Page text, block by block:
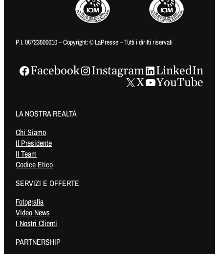
P.I. 06723500010 – Copyright: © LaPresse – Tutti i diritti riservati
Facebook Instagram
LinkedIn
X
YouTube
LA NOSTRA REALTÀ
Chi Siamo
Il Presidente
Il Team
Codice Etico
SERVIZI E OFFERTE
Fotografia
Video News
I Nostri Clienti
PARTNERSHIP